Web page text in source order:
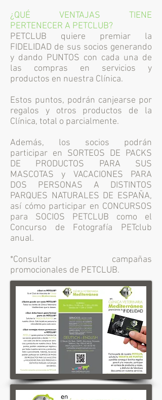
¿QUÉ VENTAJAS TIENE
PERTENECER A PETCLUB?
PETCLUB quiere premiar la
FIDELIDAD de sus socios generando
y dando PUNTOS con cada una de
las compras en servicios y
productos en nuestra Clínica.
Estos puntos, podrán canjearse por
regalos y otros productos de la
Clínica, total o parcialmente.
Además, los socios podrán
participar en SORTEOS DE PACKS
DE PRODUCTOS PARA SUS
MASCOTAS y VACACIONES PARA
DOS PERSONAS A DISTINTOS
PARQUES NATURALES DE ESPAÑA,
así cómo participar en CONCURSOS
para SOCIOS PETCLUB como el
Concurso de Fotografía PETclub
anual.
*Consultar campañas
promocionales de PETCLUB.